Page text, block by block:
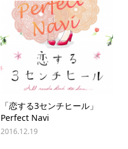
「恋する3センチヒール」
Perfect Navi
2016.12.19